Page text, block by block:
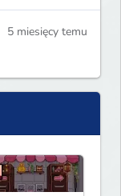
5 miesięcy temu